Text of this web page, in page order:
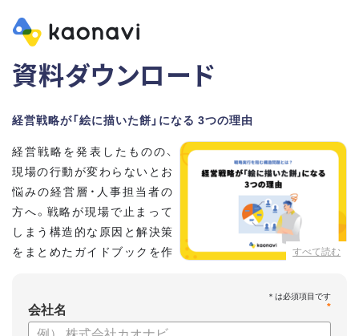
資料ダウンロード
経営戦略が「絵に描いた餅」になる 3つの理由
すべて読む
経営戦略を発表したものの、
現場の行動が変わらないとお
悩みの経営層・人事担当者の
方へ。戦略が現場で止まって
しまう構造的な原因と解決策
をまとめたガイドブックを作
本資料では、自律的に戦略を実行できる組織づくりのステップ
と、タレントマネジメントの視点から具体的なアプローチをお
届けします 。
*
会社名